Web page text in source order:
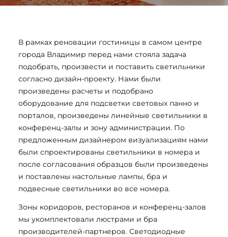
В рамках реновации гостиницы в самом центре
города Владимир перед нами стояла задача
подобрать, произвести и поставить светильники
согласно дизайн-проекту. Нами были
произведены расчеты и подобрано
оборудование для подсветки световых панно и
порталов, произведены линейные светильники в
конференц-залы и зону администрации. По
предложенным дизайнером визуализациям нами
были спроектированы светильники в номера и
после согласования образцов были произведены
и поставлены настольные лампы, бра и
подвесные светильники во все номера.
Зоны коридоров, ресторанов и конференц-залов
мы укомплектовали люстрами и бра
производителей-партнеров. Светодиодные